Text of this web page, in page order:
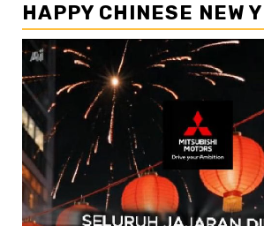
HAPPY CHINESE NEW